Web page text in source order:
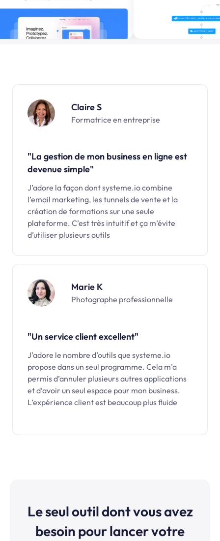
Claire S
Formatrice en entreprise
"La gestion de mon business en ligne est
devenue simple"
J’adore la façon dont systeme.io combine
l’email marketing, les tunnels de vente et la
création de formations sur une seule
plateforme. C’est très intuitif et ça m’évite
d’utiliser plusieurs outils
Marie K
Photographe professionnelle
"Un service client excellent"
J’adore le nombre d’outils que systeme.io
propose dans un seul programme. Cela m’a
permis d’annuler plusieurs autres applications
et d’avoir un seul espace pour mon business.
L’expérience client est beaucoup plus fluide
Le seul outil dont vous avez
besoin pour lancer votre